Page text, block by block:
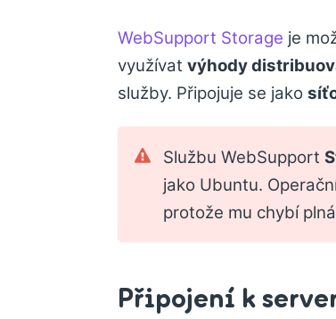
WebSupport Storage je
využívat výhody
služby. Připojuje se jako
Službu WebSupport
jako Ubuntu.
protože mu chybí
Připojení k